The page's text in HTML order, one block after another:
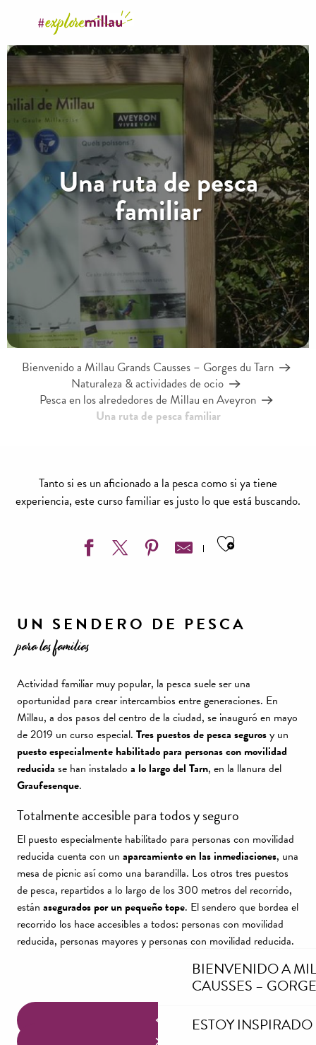
contenu
principal
BIENVENIDO A
CAUSSES –
ESTOY INSPIRADO
Una ruta de pesca
familiar
Bienvenido a Millau Grands Causses – Gorges du Tarn
Naturaleza & actividades de ocio
Pesca en los alrededores de Millau en Aveyron
Una ruta de pesca familiar
Tanto si es un aficionado a la pesca como si ya tiene
experiencia, este curso familiar es justo lo que está buscando.
Ajouter
UN SENDERO DE PESCA
para las familias
Actividad familiar muy popular, la pesca suele ser una
oportunidad para crear intercambios entre generaciones. En
Millau, a dos pasos del centro de la ciudad, se inauguró en mayo
de 2019 un curso especial. Tres puestos de pesca segurosy un
puesto especialmente habilitado para personas con movilidad
reducida se han instalado a lo largo del Tarn, en la llanura del
Graufesenque.
Totalmente accesible para todos y seguro
El puesto especialmente habilitado para personas con movilidad
reducida cuenta con un aparcamiento en las inmediaciones, una
mesa de picnic así como una barandilla. Los otros tres puestos
de pesca, repartidos a lo largo de los 300 metros del recorrido,
están asegurados por un pequeño tope. El sendero que bordea el
recorrido los hace accesibles a todos: personas con movilidad
reducida, personas mayores y personas con movilidad reducida.